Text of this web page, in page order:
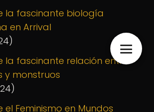
la fascinante biología
en Arrival
la fascinante relación entre
y monstruos
el Feminismo en Mundos